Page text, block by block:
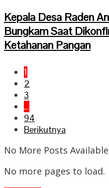
Kepala Desa Raden
Bungkam Saat
Ketahanan Pangan
1
2
3
…
94
Berikutnya
No More Posts
No more pages to load.